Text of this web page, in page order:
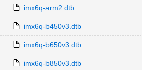
imx6q-arm2.dtb
imx6q-b450v3.dtb
imx6q-b650v3.dtb
imx6q-b850v3.dtb